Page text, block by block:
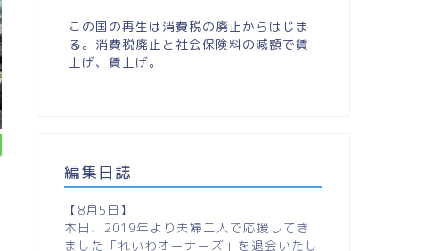
この国の再生は消費税の廃止からはじま
る。消費税廃止と社会保険料の減額で賃
上げ、賃上げ。
編集日誌
【8月5日】
本日、2019年より夫婦二人で応援してき
ました「れいわオーナーズ」を退会いたし